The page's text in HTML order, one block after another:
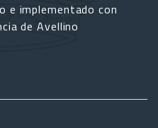
e implementado con
de Avellino